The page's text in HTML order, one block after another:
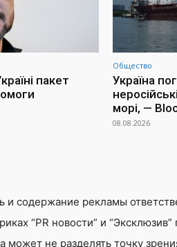
пакет
Общество
Україна
морі, —
08.08.2026
и содержание рекламы
“PR новости” и
может не разделять точку